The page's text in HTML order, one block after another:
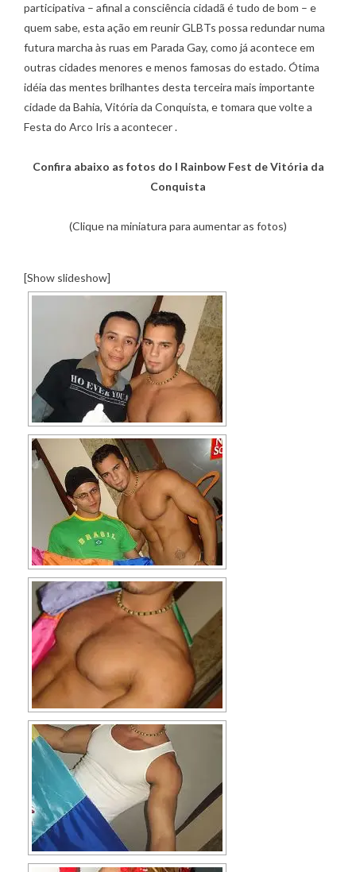
participativa – afinal a consciência cidadã é tudo de bom – e
quem sabe, esta ação em reunir GLBTs possa redundar numa
futura marcha às ruas em Parada Gay, como já acontece em
outras cidades menores e menos famosas do estado. Ótima
idéia das mentes brilhantes desta terceira mais importante
cidade da Bahia, Vitória da Conquista, e tomara que volte a
Festa do Arco Iris a acontecer .
Confira abaixo as fotos do I Rainbow Fest de Vitória da
Conquista
(Clique na miniatura para aumentar as fotos)
[Show slideshow]